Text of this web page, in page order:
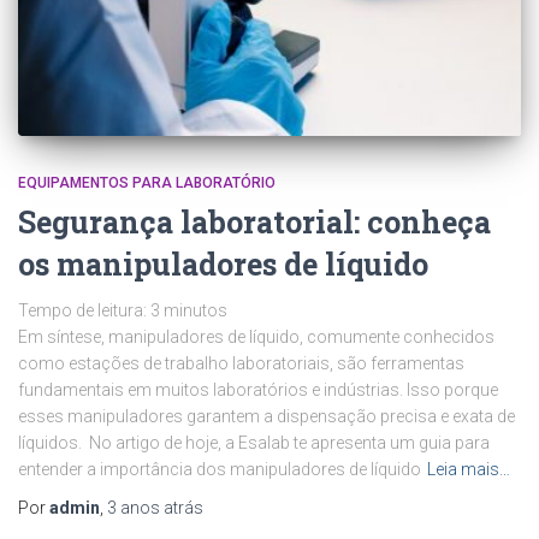
EQUIPAMENTOS PARA LABORATÓRIO
Segurança laboratorial: conheça
os manipuladores de líquido
Tempo de leitura: 3 minutos
Em síntese, manipuladores de líquido, comumente conhecidos
como estações de trabalho laboratoriais, são ferramentas
fundamentais em muitos laboratórios e indústrias. Isso porque
esses manipuladores garantem a dispensação precisa e exata de
líquidos. No artigo de hoje, a Esalab te apresenta um guia para
entender a importância dos manipuladores de líquido
Leia mais…
Poradmin 3 anos atrás